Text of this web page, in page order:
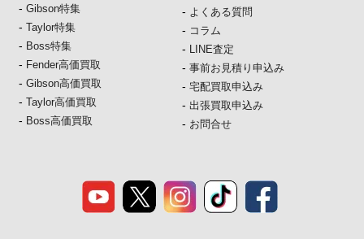
-Gibson特集
-Taylor特集
- Boss特集
- Fender高価買取
-Gibson高価買取
-Taylor高価買取
- Boss高価買取
- よくある質問
- コラム
- LINE査定
- 事前お見積り申込み
- 宅配買取申込み
- 出張買取申込み
- お問合せ